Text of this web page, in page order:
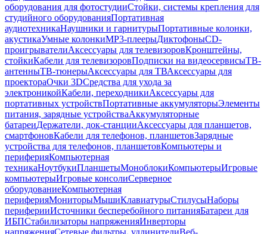
оборудования для фотостудииСтойки, системы крепления для
студийного оборудованияПортативная
аудиотехникаНаушники и гарнитурыПортативные колонки,
акустикаУмные колонкиMP3-плеерыДиктофоныCD-
проигрывателиАксессуары для телевизоровКронштейны,
стойкиКабели для телевизоровПодписки на видеосервисыТВ-
антенныТВ-тюнерыАксессуары для ТВАксессуары для
проектораОчки 3DСредства для ухода за
электроникойКабели, переходникиАксессуары для
портативных устройствПортативные аккумуляторыЭлементы
питания, зарядные устройстваАккумуляторные
батареиДержатели, док-станцииАксессуары для планшетов,
смартфоновКабели для телефонов, планшетовЗарядные
устройства для телефонов, планшетовКомпьютеры и
периферияКомпьютерная
техникаНоутбукиПланшетыМоноблокиКомпьютерыИгровые
компьютерыИгровые консолиСерверное
оборудованиеКомпьютерная
периферияМониторыМышиКлавиатурыСтилусыНаборы
периферииИсточники бесперебойного питанияБатареи для
ИБПСтабилизаторы напряженияИнверторы
напряженияСетевые фильтры, удлинителиВеб-